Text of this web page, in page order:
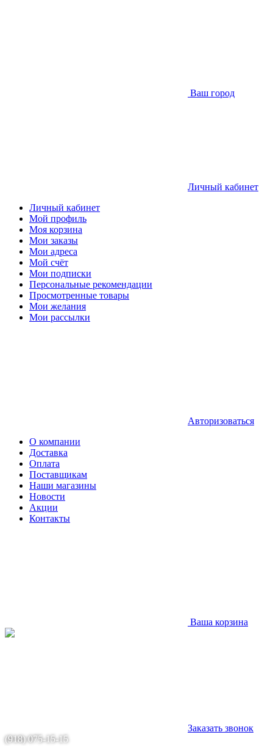
Ваш город
Личный кабинет
Личный кабинет
Мой профиль
Моя корзина
Мои заказы
Мои адреса
Мой счёт
Мои подписки
Персональные рекомендации
Просмотренные товары
Мои желания
Мои рассылки
Авторизоваться
О компании
Доставка
Оплата
Поставщикам
Наши магазины
Новости
Акции
Контакты
Ваша корзина
Заказать звонок
(918) 075-15-15